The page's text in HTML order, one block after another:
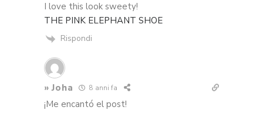
I love this look sweety!
THE PINK ELEPHANT SHOE
Rispondi
» Joha 8 anni fa
¡Me encantó el post!